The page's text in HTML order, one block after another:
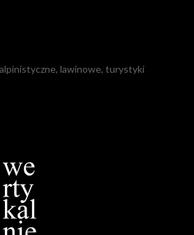
lawinowe, turystyki